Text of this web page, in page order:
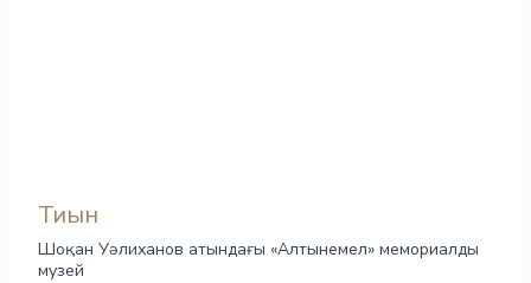
Тиын
Шоқан Уәлиханов атындағы «Алтынемел» мемориалды
музей